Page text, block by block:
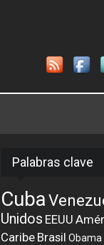
Palabras clave
Cuba
Unidos EEUU
Caribe Brasil Obama